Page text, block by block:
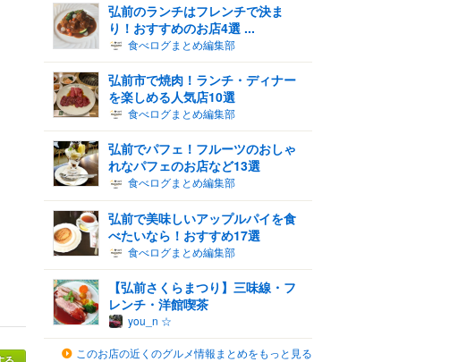
弘前のランチはフレンチで決ま
り！おすすめのお店4選 ...
食べログまとめ編集部
弘前市で焼肉！ランチ・ディナー
を楽しめる人気店10選
食べログまとめ編集部
弘前でパフェ！フルーツのおしゃ
れなパフェのお店など13選
食べログまとめ編集部
弘前で美味しいアップルパイを食
べたいなら！おすすめ17選
食べログまとめ編集部
【弘前さくらまつり】三味線・フ
レンチ・洋館喫茶
you_n ☆
このお店の近くのグルメ情報まとめをもっと見る